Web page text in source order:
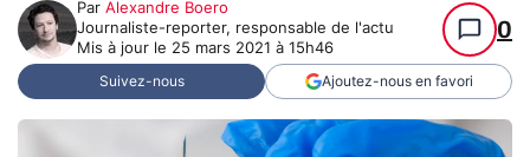
Par Alexandre Boero
Journaliste-reporter, responsable de l'actu
Mis à jour le 25 mars 2021 à 15h46
0
Suivez-nous Ajoutez-nous en favori